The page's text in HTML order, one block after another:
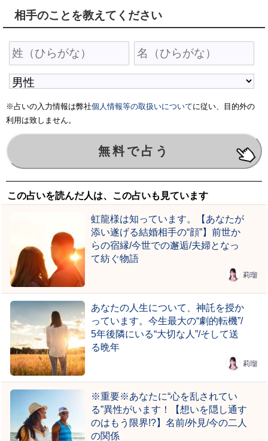
相手のことを教えてください
※占いの入力情報は弊社個人情報等の取扱いについてに従い、目的外の
利用は致しません。
この占いを読んだ人は、この占いも見ています
虹龍様は知っています。【あなたが
添い遂げる結婚相手の“顔”】前世か
らの宿縁/今世での邂逅/夫婦となっ
て紡ぐ物語
莉瑠
あなたの人生について、神託を授か
っています。今生最大の“劇的転機”/
5年後隣にいる“大切な人”/そして送
る晩年
莉瑠
※重要※あなたに“心を乱されてい
る”異性がいます！【想いを隠し通す
のはもう限界!?】名前/外見/今の二人
の関係